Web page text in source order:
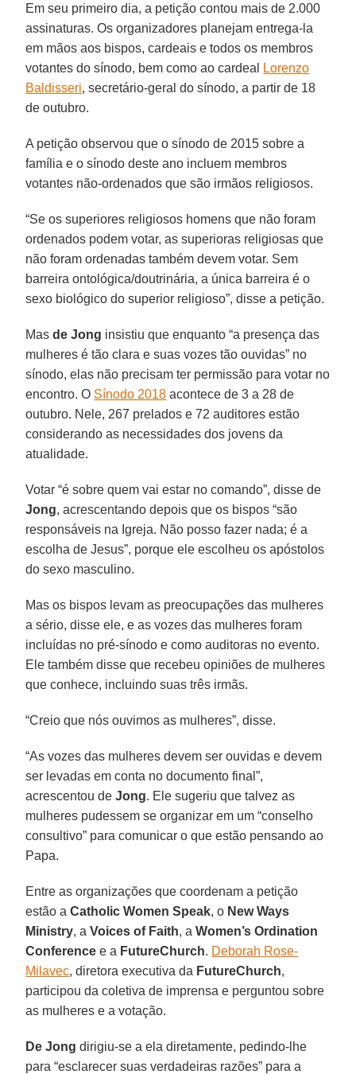
Em seu primeiro dia, a petição contou mais de 2.000
assinaturas. Os organizadores planejam entrega-la
em mãos aos bispos, cardeais e todos os membros
votantes do sínodo, bem como ao cardeal
Lorenzo
Baldisseri, secretário-geral do sínodo, a partir de 18
de outubro.
A petição observou que o sínodo de 2015 sobre a
família e o sínodo deste ano incluem membros
votantes não-ordenados que são irmãos religiosos.
“Se os superiores religiosos homens que não foram
ordenados podem votar, as superioras religiosas que
não foram ordenadas também devem votar. Sem
barreira ontológica/doutrinária, a única barreira é o
sexo biológico do superior religioso”, disse a petição.
Masde Jong insistiu que enquanto “a presença das
mulheres é tão clara e suas vozes tão ouvidas” no
sínodo, elas não precisam ter permissão para votar no
encontro. O Sínodo 2018 acontece de 3 a 28 de
outubro. Nele, 267 prelados e 72 auditores estão
considerando as necessidades dos jovens da
atualidade.
Votar “é sobre quem vai estar no comando”, disse de
Jong, acrescentando depois que os bispos “são
responsáveis na Igreja. Não posso fazer nada; é a
escolha de Jesus”, porque ele escolheu os apóstolos
do sexo masculino.
Mas os bispos levam as preocupações das mulheres
a sério, disse ele, e as vozes das mulheres foram
incluídas no pré-sínodo e como auditoras no evento.
Ele também disse que recebeu opiniões de mulheres
que conhece, incluindo suas três irmãs.
“Creio que nós ouvimos as mulheres”, disse.
“As vozes das mulheres devem ser ouvidas e devem
ser levadas em conta no documento final”,
acrescentou deJong. Ele sugeriu que talvez as
mulheres pudessem se organizar em um “conselho
consultivo” para comunicar o que estão pensando ao
Papa.
Entre as organizações que coordenam a petição
estão aCatholic Women Speak, o New Ways
Ministry, aVoices of Faith, aWomen’s Ordination
Conference e a FutureChurch. Deborah Rose-
Milavec, diretora executiva da FutureChurch,
participou da coletiva de imprensa e perguntou sobre
as mulheres e a votação.
De Jong dirigiu-se a ela diretamente, pedindo-lhe
para “esclarecer suas verdadeiras razões” para a